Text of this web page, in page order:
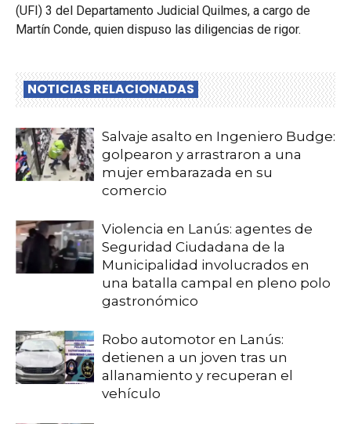
(UFI) 3 del Departamento Judicial Quilmes, a cargo de
Martín Conde, quien dispuso las diligencias de rigor.
NOTICIAS RELACIONADAS
Salvaje asalto en Ingeniero Budge:
golpearon y arrastraron a una
mujer embarazada en su
comercio
Violencia en Lanús: agentes de
Seguridad Ciudadana de la
Municipalidad involucrados en
una batalla campal en pleno polo
gastronómico
Robo automotor en Lanús:
detienen a un joven tras un
allanamiento y recuperan el
vehículo